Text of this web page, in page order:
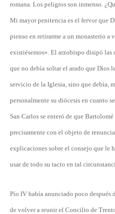
romana. Los peligros son inmenso.
Mi mayor penitencia es el fervor que
pienso en retirarme a un monasterio
existiésemos». El arzobispo disipó las
que no debía soltar el arado que Dios
servicio de la Iglesia, sino que debía,
personalmente su diócesis en cuanto
San Carlos se enteró de que
precisamente con el objeto de
explicaciones sobre el consejo que le
usar de todo su tacto en tal
Pío IV había anunciado poco después
de volver a reunir el Concilio de